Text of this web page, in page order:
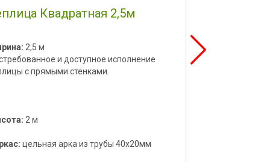
Квадратная 2,5м
2,5 м
и доступное исполнение
с прямыми стенками.
2 м
цельная арка из трубы 40х20мм